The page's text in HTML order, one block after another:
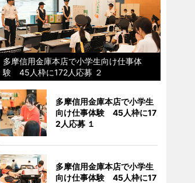
多摩信用金庫本店で小学生向け仕事体
験 45人枠に172人応募 ２
多摩信用金庫本店で小学生
向け仕事体験 45人枠に17
2人応募 １
多摩信用金庫本店で小学生
向け仕事体験 45人枠に17